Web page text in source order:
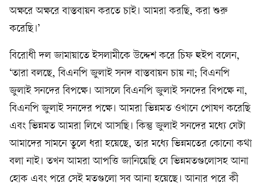
অক্ষরে অক্ষরে বাস্তবায়ন করতে চাই। আমরা করছি, করা শুরু
করেছি।’
বিরোধী দল জামায়াতে ইসলামীকে উদ্দেশ করে চিফ হুইপ বলেন,
‘তারা বলছে, বিএনপি জুলাই সনদ বাস্তবায়ন চায় না; বিএনপি
জুলাই সনদের বিপক্ষে। আসলে বিএনপি জুলাই সনদের বিপক্ষে না,
বিএনপি জুলাই সনদের পক্ষে। আমরা ভিন্নমত ওখানে পোষণ করেছি
এবং ভিন্নমত আমরা লিখে আসছি। কিন্তু জুলাই সনদের মধ্যে যেটা
আমাদের সামনে তুলে ধরা হয়েছে, তার মধ্যে ভিন্নমতের কোনো কথা
বলা নাই। তখন আমরা আপত্তি জানিয়েছি যে ভিন্নমতগুলোসহ আনা
হোক এবং পরে সেই মতগুলো সব আনা হয়েছে। আনার পরে কী